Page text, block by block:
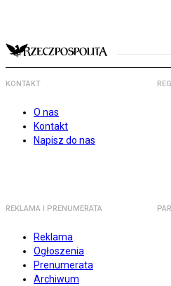
KONTAKT
O nas
Kontakt
Napisz do nas
REKLAMA I PRENUMERATA
Reklama
Ogłoszenia
Prenumerata
Archiwum